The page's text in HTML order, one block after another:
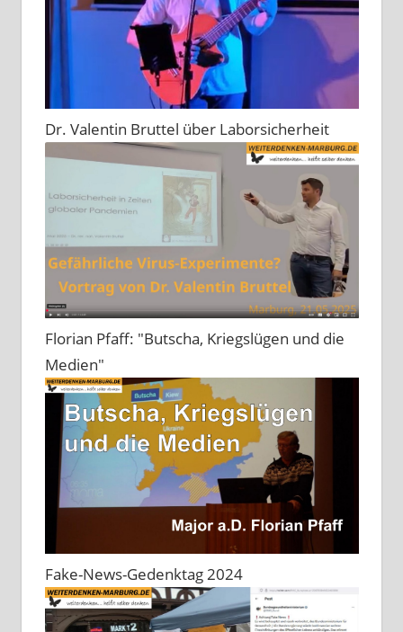
Dr. Valentin Bruttel über Laborsicherheit
Florian Pfaff: "Butscha, Kriegslügen und die
Medien"
Fake-News-Gedenktag 2024